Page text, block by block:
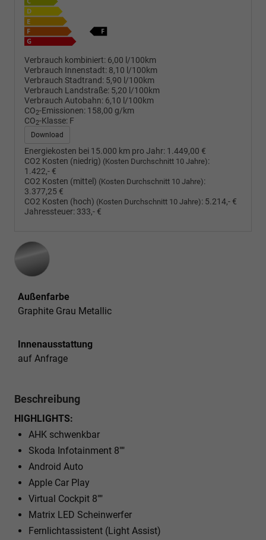
Verbrauch kombiniert: 6,00 l/100km
Verbrauch Innenstadt: 8,10 l/100km
Verbrauch Stadtrand: 5,90 l/100km
Verbrauch Landstraße: 5,20 l/100km
Verbrauch Autobahn: 6,10 l/100km
CO2-Emissionen: 158,00 g/km
CO2-Klasse: F
Download
Energiekosten bei 15.000 km pro Jahr: 1.449,00 €
CO2 Kosten (niedrig) (Kosten Durchschnitt 10 Jahre):
1.422,- €
CO2 Kosten (mittel) (Kosten Durchschnitt 10 Jahre):
3.377,25 €
CO2 Kosten (hoch) (Kosten Durchschnitt 10 Jahre): 5.214,- €
Jahressteuer: 333,- €
Außenfarbe
Graphite Grau Metallic
Innenausstattung
auf Anfrage
Beschreibung
HIGHLIGHTS:
AHK schwenkbar
Skoda Infotainment 8""
Android Auto
Apple Car Play
Virtual Cockpit 8""
Matrix LED Scheinwerfer
Fernlichtassistent (Light Assist)